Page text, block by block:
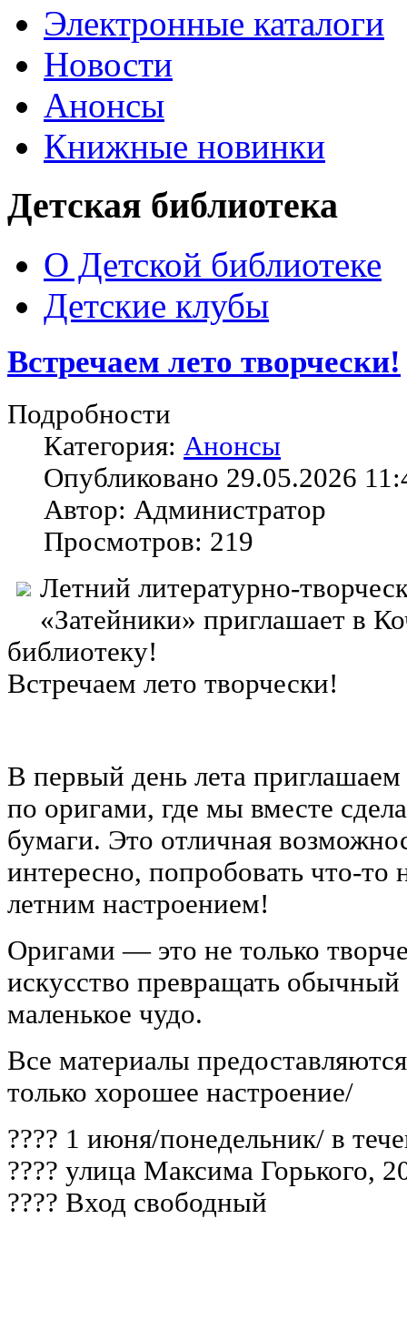
Электронные каталоги
Новости
Анонсы
Книжные новинки
Детская библиотека
О Детской библиотеке
Детские клубы
Встречаем лето творчески!
Подробности
Категория: Анонсы
Опубликовано 29.05.2026
Автор: Администратор
Просмотров: 219
Летний литературно-
«Затейники» приглашает в
библиотеку!
Встречаем лето творчески!
В первый день лета
по оригами, где мы вместе
бумаги. Это отличная
интересно, попробовать что-то
летним настроением!
Оригами — это не только
искусство превращать обычный
маленькое чудо.
Все материалы
только хорошее настроение/
???? 1 июня/понедельник/ в
???? улица Максима Горького,
???? Вход свободный